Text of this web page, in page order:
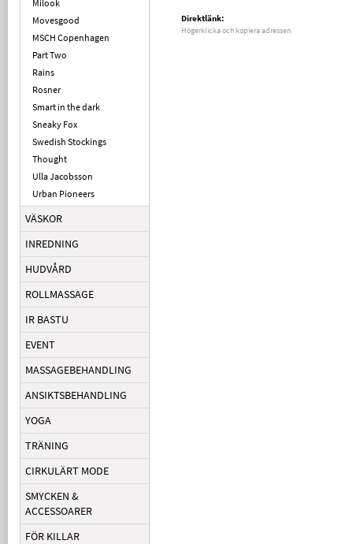
Milook
Movesgood
MSCH Copenhagen
Part Two
Rains
Rosner
Smart in the dark
Sneaky Fox
Swedish Stockings
Thought
Ulla Jacobsson
Urban Pioneers
VÄSKOR
INREDNING
HUDVÅRD
ROLLMASSAGE
IR BASTU
EVENT
MASSAGEBEHANDLING
ANSIKTSBEHANDLING
YOGA
TRÄNING
CIRKULÄRT MODE
SMYCKEN &
ACCESSOARER
FÖR KILLAR
Direktlänk:
Högerklicka och kopiera adressen